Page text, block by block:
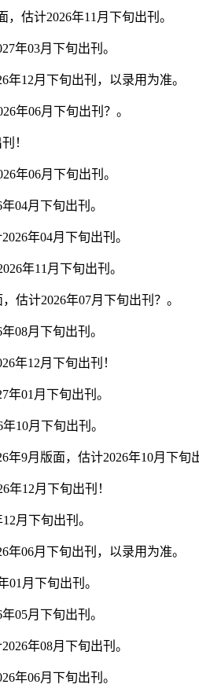
估计2026年11月下旬出刊。
年03月下旬出刊。
12月下旬出刊，以录用为准。
年06月下旬出刊？。
！
年06月下旬出刊。
04月下旬出刊。
年04月下旬出刊。
年11月下旬出刊。
计2026年07月下旬出刊？。
08月下旬出刊。
年12月下旬出刊！
01月下旬出刊。
10月下旬出刊。
9月版面，估计2026年10月下旬
12月下旬出刊！
月下旬出刊。
06月下旬出刊，以录用为准。
月下旬出刊。
05月下旬出刊。
年08月下旬出刊。
年06月下旬出刊。